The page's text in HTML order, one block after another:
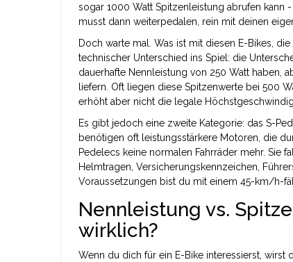
sogar 1000 Watt Spitzenleistung abrufen kann
musst dann weiterpedalen, rein mit deinen
Doch warte mal. Was ist mit diesen E-Bikes,
technischer Unterschied ins Spiel: die
dauerhafte Nennleistung von 250 Watt haben,
liefern. Oft liegen diese Spitzenwerte bei 500
erhöht aber nicht die legale
Es gibt jedoch eine zweite Kategorie: das S-
benötigen oft leistungsstärkere Motoren, die
Pedelecs keine normalen Fahrräder mehr. Sie
Helmtragen, Versicherungskennzeichen,
Voraussetzungen bist du mit einem 45-km/h-
Nennleistung vs.
wirklich?
Wenn du dich für ein E-Bike interessierst, wirst